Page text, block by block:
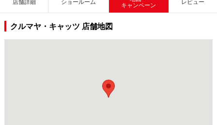
店舗詳細 ショールーム
キャンペーン
レビュー
クルマヤ・キャッツ 店舗地図